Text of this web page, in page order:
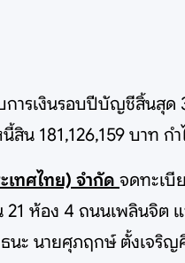
การเงินรอบปีบัญชีสิ้นสุด
น 181,126,159 บาท ก
เทศไทย) จำกัด จดทะเบี
21 ห้อง 4 ถนนเพลินจิต
นะ นายศุภฤกษ์ ตั้งเจริญ